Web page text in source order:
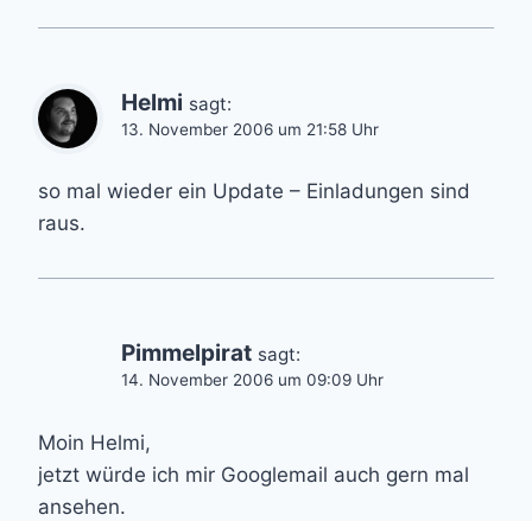
Helmi sagt:
13. November 2006 um 21:58 Uhr
so mal wieder ein Update – Einladungen sind
raus.
Pimmelpirat sagt:
14. November 2006 um 09:09 Uhr
Moin Helmi,
jetzt würde ich mir Googlemail auch gern mal
ansehen.